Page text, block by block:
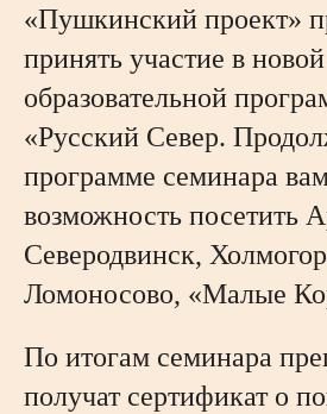
«Пушкинский проект»
принять участие в новой
образовательной
«Русский Север.
программе семинара
возможность посетить
Северодвинск,
Ломоносово, «Малые
По итогам семинара
получат сертификат о